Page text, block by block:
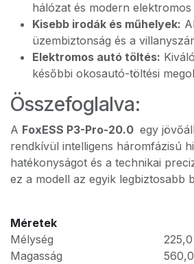
hálózat és modern
Kisebb irodák és műhelyek:
üzembiztonság és a
Elektromos autó töltés:
későbbi okosautó-töltési
Összefoglalva:
A FoxESS P3-Pro-20.0 egy
rendkívül intelligens háromfázisú
hatékonyságot és a technikai
ez a modell az egyik legbiztosabb
Méretek
Mélység
225,0
Magasság
560,0